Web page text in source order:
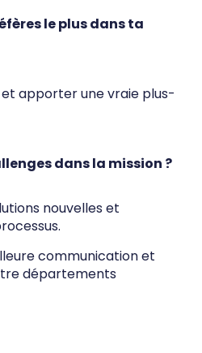
le plus dans ta
et apporter une vraie plus-
dans la mission ?
nouvelles et
communication et
départements